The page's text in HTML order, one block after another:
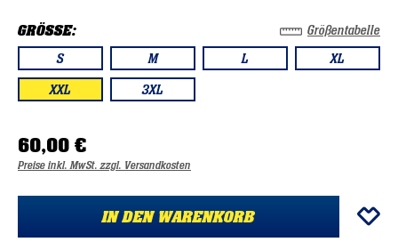
GRÖSSE: Größentabelle
S M L XL
XXL 3XL
60,00 €
Preise inkl. MwSt. zzgl. Versandkosten
IN DEN WARENKORB